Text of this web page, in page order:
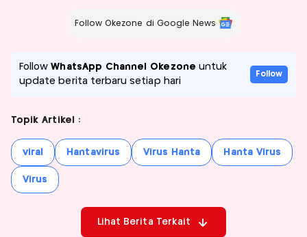
Follow Okezone di Google News
FollowWhatsApp Channel Okezone untuk
update berita terbaru setiap hari
Follow
Topik Artikel :
viral Hantavirus Virus Hanta Hanta Virus
Virus
Lihat Berita Terkait